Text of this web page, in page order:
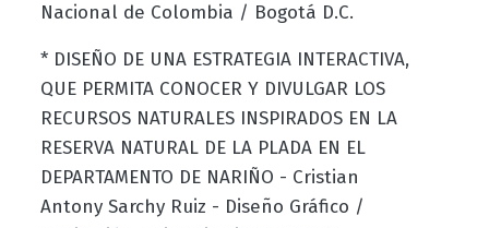
Nacional de Colombia / Bogotá D.C.
* DISEÑO DE UNA ESTRATEGIA INTERACTIVA,
QUE PERMITA CONOCER Y DIVULGAR LOS
RECURSOS NATURALES INSPIRADOS EN LA
RESERVA NATURAL DE LA PLADA EN EL
DEPARTAMENTO DE NARIÑO - Cristian
Antony Sarchy Ruiz - Diseño Gráfico /